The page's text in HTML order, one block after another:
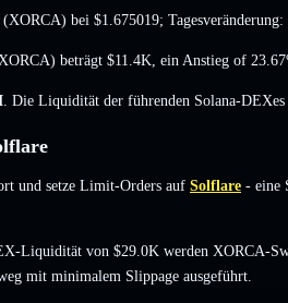
(XORCA) bei $1.675019;
beträgt $11.4K ein Anstieg of
. Die Liquidität der führenden Solana-
und setze Limit-Orders auf Solflare - eine
Liquidität von $29.0K werden XORCA-
mit minimalem Slippage ausgeführt.